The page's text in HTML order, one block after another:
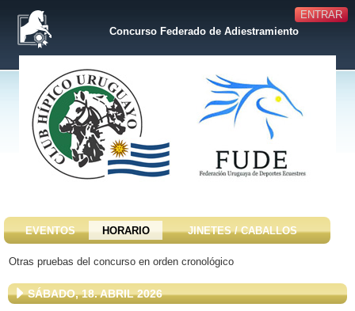
ENTRAR
Concurso Federado de Adiestramiento
EVENTOS HORARIO JINETES / CABALLOS
Otras pruebas del concurso en orden cronológico
SÁBADO, 18. ABRIL 2026